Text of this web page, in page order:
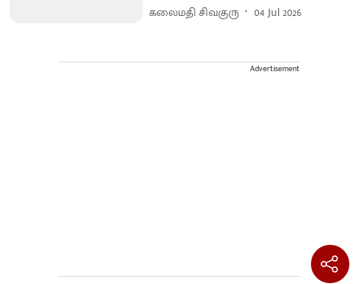
கலைமதி சிவகுரு 04 Jul 2026
Advertisement